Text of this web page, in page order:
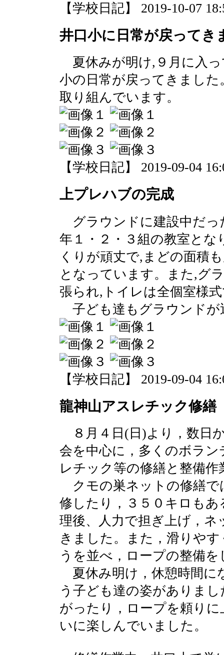
【学校日記】 2019-10-07
井口小に日常が戻ってき
夏休みが明け,９月に入
小の日常が戻ってきまし
取り組んでいます。
【学校日記】 2019-09-04
上プレハブの完成
グラウンドに建設中だっ
年１・２・３組の教室と
くりが頑丈で,まどの面積
となっています。また,グ
張られ,トイレは全個室様
子ども達もグラウンドが
【学校日記】 2019-09-04
龍神山アスレチック修
８月４日(日)より，数日
会を中心に，多くのボラ
レチック等の修繕と整備
クモの巣ネットの修繕で
修したり，３５０キロも
理後、人力で担ぎ上げ，
きました。また，滑りや
うを並べ，ロープの整備
夏休み明け，休憩時間に
う子ども達の姿がありま
がったり，ロープを頼り
いに楽しんでいました。